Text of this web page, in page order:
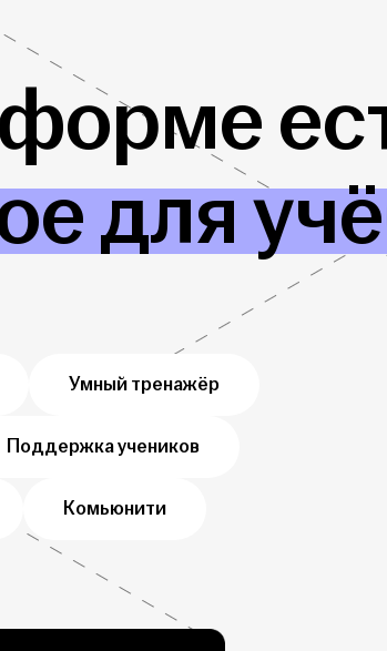
для
Умный тренажёр
Поддержка учеников
Комьюнити